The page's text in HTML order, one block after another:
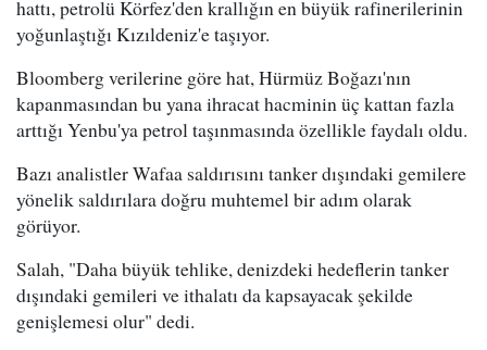
hattı, petrolü Körfez'den krallığın en büyük rafinerilerinin
yoğunlaştığı Kızıldeniz'e taşıyor.
Bloomberg verilerine göre hat, Hürmüz Boğazı'nın
kapanmasından bu yana ihracat hacminin üç kattan fazla
arttığı Yenbu'ya petrol taşınmasında özellikle faydalı oldu.
Bazı analistler Wafaa saldırısını tanker dışındaki gemilere
yönelik saldırılara doğru muhtemel bir adım olarak
görüyor.
Salah, "Daha büyük tehlike, denizdeki hedeflerin tanker
dışındaki gemileri ve ithalatı da kapsayacak şekilde
genişlemesi olur" dedi.